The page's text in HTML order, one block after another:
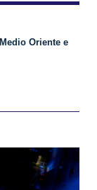
Oriente e